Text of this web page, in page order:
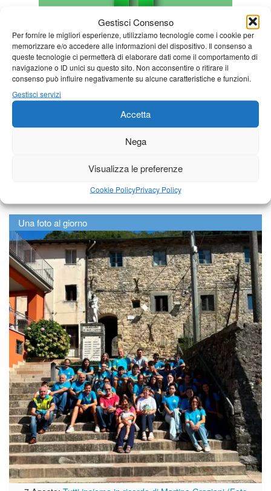
Gestisci Consenso
Per fornire le migliori esperienze, utilizziamo tecnologie come i cookie per
memorizzare e/o accedere alle informazioni del dispositivo. Il consenso a
queste tecnologie ci permetterà di elaborare dati come il comportamento di
navigazione o ID unici su questo sito. Non acconsentire o ritirare il
consenso può influire negativamente su alcune caratteristiche e funzioni.
Gestisci servizi
Accetta
Nega
Visualizza le preferenze
Cookie PolicyPrivacy Policy
Una foto al giorno